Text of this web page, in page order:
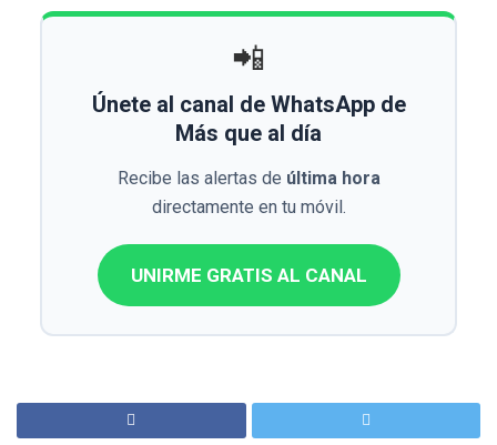
📲
Únete al canal de WhatsApp de
Más que al día
Recibe las alertas de última hora
directamente en tu móvil.
UNIRME GRATIS AL CANAL